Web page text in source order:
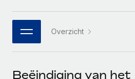
Integraties
WERK MET ONS SAMEN
Strategische
Een partner worden
Webinars
日本語
한국어
Overzicht
Beëindiging van het